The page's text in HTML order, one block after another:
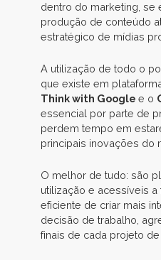
dentro do marketing, se
produção de conteúdo
estratégico de mídias
A utilização de todo o
que existe em
Think with Google e o
essencial por parte de
perdem tempo em
principais inovações do
O melhor de tudo: são
utilização e acessíveis a
eficiente de criar mais
decisão de trabalho,
finais de cada projeto de